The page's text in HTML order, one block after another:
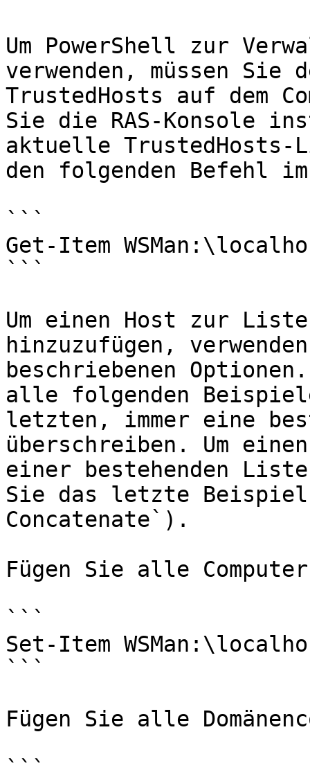
Um PowerShell zur
verwenden, müssen
TrustedHosts auf dem
Sie die RAS-Konsole
aktuelle TrustedHosts-
den folgenden Befehl
```
Get-Item
```
Um einen Host zur
hinzuzufügen,
beschriebenen
alle folgenden
letzten, immer eine
überschreiben. Um
einer bestehenden
Sie das letzte Beispiel
Concatenate`).
Fügen Sie alle
```
Set-Item
```
Fügen Sie alle
```